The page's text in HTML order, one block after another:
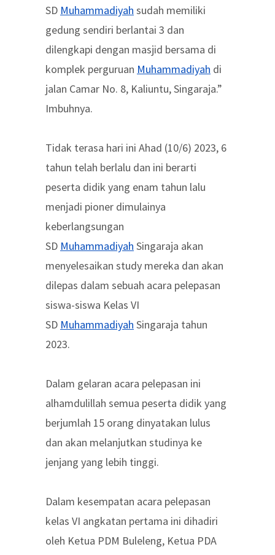
SD Muhammadiyah sudah memiliki
gedung sendiri berlantai 3 dan
dilengkapi dengan masjid bersama di
komplek perguruan Muhammadiyah di
jalan Camar No. 8, Kaliuntu, Singaraja.”
Imbuhnya.
Tidak terasa hari ini Ahad (10/6) 2023, 6
tahun telah berlalu dan ini berarti
peserta didik yang enam tahun lalu
menjadi pioner dimulainya
keberlangsungan
SD Muhammadiyah Singaraja akan
menyelesaikan study mereka dan akan
dilepas dalam sebuah acara pelepasan
siswa-siswa Kelas VI
SD Muhammadiyah Singaraja tahun
2023.
Dalam gelaran acara pelepasan ini
alhamdulillah semua peserta didik yang
berjumlah 15 orang dinyatakan lulus
dan akan melanjutkan studinya ke
jenjang yang lebih tinggi.
Dalam kesempatan acara pelepasan
kelas VI angkatan pertama ini dihadiri
oleh Ketua PDM Buleleng, Ketua PDA